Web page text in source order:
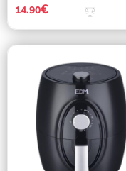
14.90€